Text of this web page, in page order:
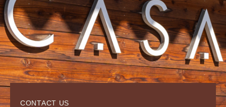
CONTACT US